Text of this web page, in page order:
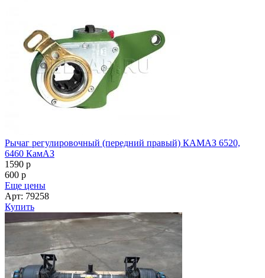
Рычаг регулировочный (передний правый) КАМАЗ 6520,
6460 КамАЗ
1590 p
600 p
Еще цены
Арт: 79258
Купить